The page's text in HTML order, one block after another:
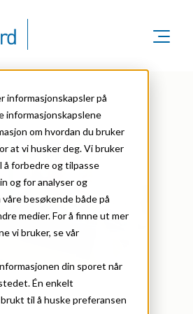
på
informasjonskapslene
om hvordan du bruker
at vi husker deg. Vi bruker
å forbedre og tilpasse
og for analyser og
besøkende både på
medier. For å finne ut mer
vi bruker, se vår
din sporet når
Én enkelt
til å huske preferansen
WE CARE